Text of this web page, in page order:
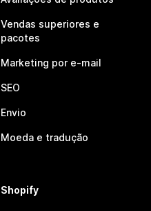
Vendas superiores e
pacotes
Marketing por e-mail
SEO
Envio
Moeda e tradução
Shopify